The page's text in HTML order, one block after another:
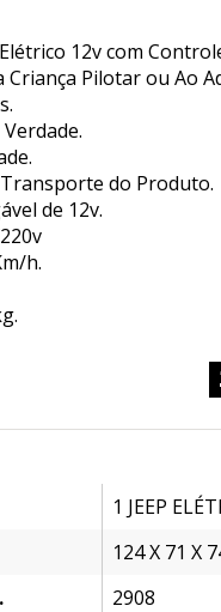
12v com
Criança Pilotar ou Ao
do Produto.
de 12v.
h.
1 JEEP
124 X 71 X
2908